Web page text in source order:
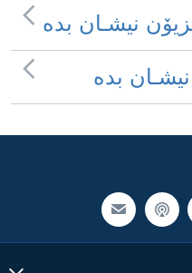
نیشـان بده‌
بده‌